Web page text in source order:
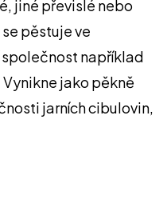
jiné převislé nebo
pěstuje ve
například
jako pěkně
jarních cibulovin,